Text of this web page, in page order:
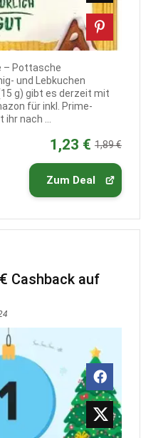
– Pottasche
und Lebkuchen
g) gibt es derzeit mit
für inkl. Prime-
ihr nach ...
1,23 € 1,89 €
Zum Deal
Cashback auf